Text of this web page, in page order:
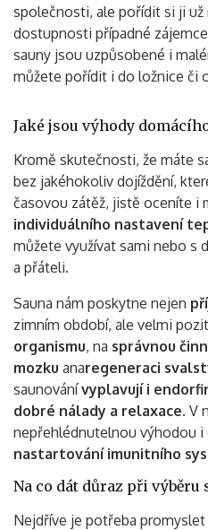
společnosti, ale pořídit si ji už
dostupnosti případné
sauny jsou uzpůsobené i
můžete pořídit i do ložnice či
Jaké jsou výhody
Kromě skutečnosti, že máte
bez jakéhokoliv dojíždění,
časovou zátěž, jistě oceníte i
individuálního nastavení
můžete využívat sami nebo s
a přáteli.
Sauna nám poskytne nejen
zimním období, ale velmi
organismu, na správnou
mozku anaregeneraci
saunovánívyplavují i
dobré nálady a relaxace. V
nepřehlédnutelnou výhodou i
nastartování imunitního
Na co dát důraz při výběru
Nejdříve je potřeba promyslet